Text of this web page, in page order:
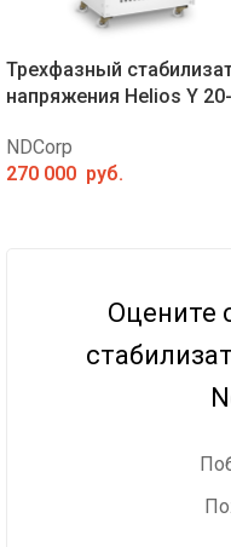
Трехфазный
напряжения Helios Y
NDCorp
270 000 руб.
Оцените